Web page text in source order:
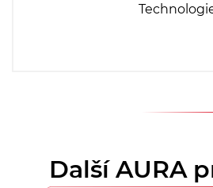
Další AURA